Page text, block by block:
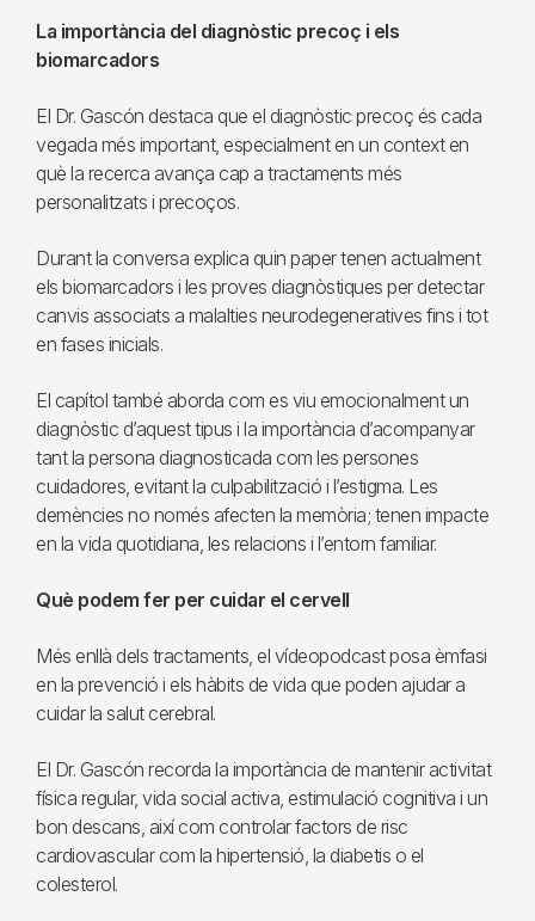
La importància del diagnòstic precoç i els
biomarcadors
El Dr. Gascón destaca que el diagnòstic precoç és cada
vegada més important, especialment en un context en
què la recerca avança cap a tractaments més
personalitzats i precoços.
Durant la conversa explica quin paper tenen actualment
els biomarcadors i les proves diagnòstiques per detectar
canvis associats a malalties neurodegeneratives fins i tot
en fases inicials.
El capítol també aborda com es viu emocionalment un
diagnòstic d’aquest tipus i la importància d’acompanyar
tant la persona diagnosticada com les persones
cuidadores, evitant la culpabilització i l’estigma. Les
demències no només afecten la memòria; tenen impacte
en la vida quotidiana, les relacions i l’entorn familiar.
Què podem fer per cuidar el cervell
Més enllà dels tractaments, el vídeopodcast posa èmfasi
en la prevenció i els hàbits de vida que poden ajudar a
cuidar la salut cerebral.
El Dr. Gascón recorda la importància de mantenir activitat
física regular, vida social activa, estimulació cognitiva i un
bon descans, així com controlar factors de risc
cardiovascular com la hipertensió, la diabetis o el
colesterol.